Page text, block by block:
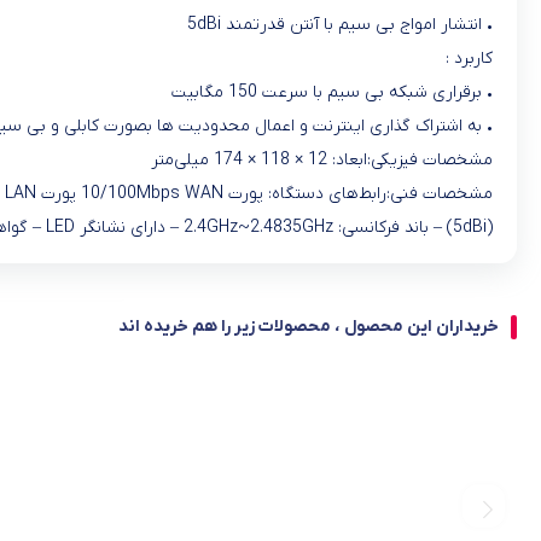
• انتشار امواج بی سیم با آنتن قدرتمند 5dBi
کاربرد :
• برقراری شبکه بی سیم با سرعت 150 مگابیت
• به اشتراک گذاری اینترنت و اعمال محدودیت ها بصورت کابلی و بی
مشخصات فیزیکی:ابعاد: 12 × 118 × 174 میلی‌متر
(5dBi) – باند فرکانسی: 2.4GHz~2.4835GHz – دارای نشانگر LED – گواهی‌نامه‌ها: CE, FCC, RoHS
خریداران این محصول ، محصولات زیر را هم خریده اند